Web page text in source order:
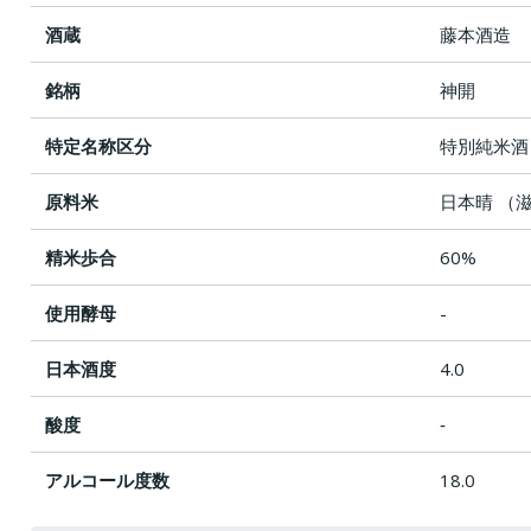
酒蔵 藤本酒造
銘柄 神開
特定名称区分 特別純米酒
原料米 日本晴 （
精米歩合 60%
使用酵母 -
日本酒度 4.0
酸度 ‐
アルコール度数 18.0